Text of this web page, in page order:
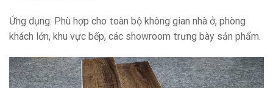
Ứng dụng: Phù hợp cho toàn bộ không gian nhà ở, phòng
khách lớn, khu vực bếp, các showroom trưng bày sản phẩm.